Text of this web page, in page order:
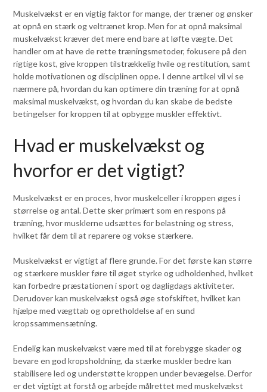
Muskelvækst er en vigtig faktor for mange, der træner og ønsker
at opnå en stærk og veltrænet krop. Men for at opnå maksimal
muskelvækst kræver det mere end bare at løfte vægte. Det
handler om at have de rette træningsmetoder, fokusere på den
rigtige kost, give kroppen tilstrækkelig hvile og restitution, samt
holde motivationen og disciplinen oppe. I denne artikel vil vi se
nærmere på, hvordan du kan optimere din træning for at opnå
maksimal muskelvækst, og hvordan du kan skabe de bedste
betingelser for kroppen til at opbygge muskler effektivt.
Hvad er muskelvækst og
hvorfor er det vigtigt?
Muskelvækst er en proces, hvor muskelceller i kroppen øges i
størrelse og antal. Dette sker primært som en respons på
træning, hvor musklerne udsættes for belastning og stress,
hvilket får dem til at reparere og vokse stærkere.
Muskelvækst er vigtigt af flere grunde. For det første kan større
og stærkere muskler føre til øget styrke og udholdenhed, hvilket
kan forbedre præstationen i sport og dagligdags aktiviteter.
Derudover kan muskelvækst også øge stofskiftet, hvilket kan
hjælpe med vægttab og opretholdelse af en sund
kropssammensætning.
Endelig kan muskelvækst være med til at forebygge skader og
bevare en god kropsholdning, da stærke muskler bedre kan
stabilisere led og understøtte kroppen under bevægelse. Derfor
er det vigtigt at forstå og arbejde målrettet med muskelvækst